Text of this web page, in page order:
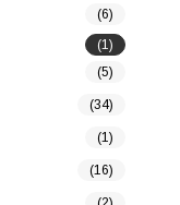
(6)
(1)
(5)
(34)
(1)
(16)